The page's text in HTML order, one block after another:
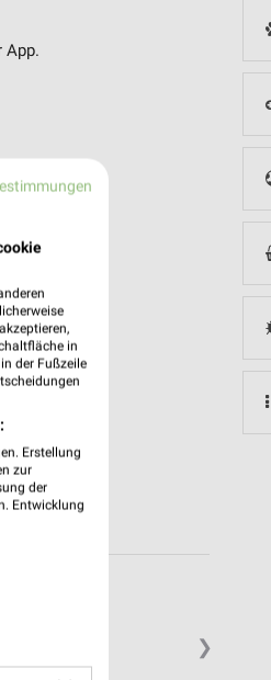
App.
❯
in
der Fußzeile
Erstellung
zur
der
Entwicklung